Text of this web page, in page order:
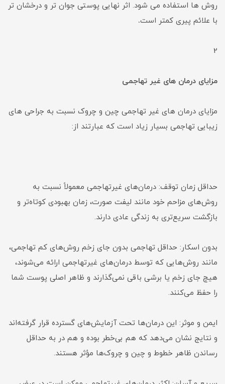
روش ها استفاده می شود. اثر نهایی پوستی جوان تر و درخشان تر
با علائم پیری کمتر است.
2
مزایای درمان های غیر تهاجمی
مزایای درمان های غیر تهاجمی چین و چروک نسبت به جراحی های
زیبایی تهاجمی بسیار زیاد است که عبارتند از:
حداقل زمان توقف: درمان‌های غیرتهاجمی معمولاً نسبت به
روش‌های مزاحم خود مانند لیفت صورت، زمان بهبودی کوتاه‌تر و
بازگشت سریع‌تری به زندگی عادی دارند.
بدون اسکار: حداقل تهاجمی بدون جای زخم روش‌های کم تهاجمی،
مانند روش‌هایی که توسط درمان‌های غیرتهاجمی ارائه می‌شوند،
هیچ جای زخم یا برشی باقی نمی‌گذارند و ظاهر اصلی پوست شما
را حفظ می‌کنند.
ایمن و موثر: این درمان‌ها تحت آزمایش‌های گسترده قرار گرفته‌اند
و نتایج نشان می‌دهد که هم بی‌خطر بوده و هم در به حداقل
رساندن ظاهر خطوط و چین و چروک‌ها مؤثر هستند.